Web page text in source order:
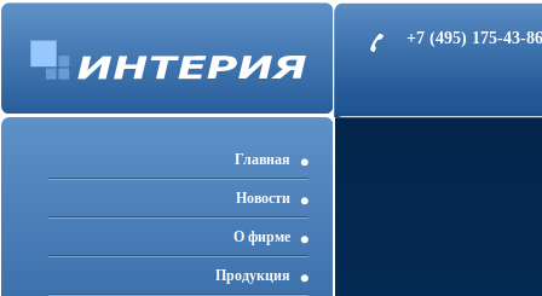
+7 (495) 175-43-
Главная
Новости
О фирме
Продукция